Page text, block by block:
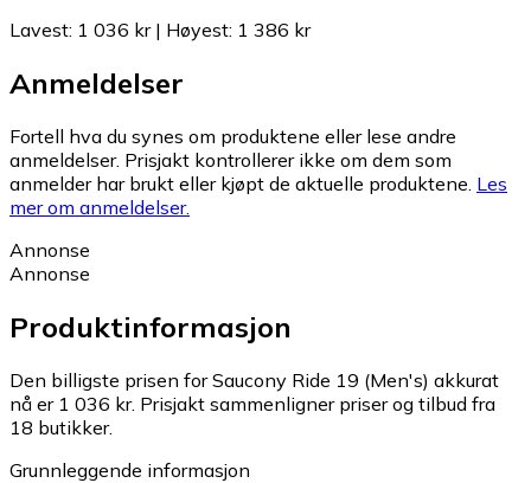
Lavest: 1 036 kr| Høyest: 1 386 kr
Anmeldelser
Fortell hva du synes om produktene eller lese andre
anmeldelser. Prisjakt kontrollerer ikke om dem som
anmelder har brukt eller kjøpt de aktuelle produktene. Les
mer om anmeldelser.
Annonse
Annonse
Produktinformasjon
Den billigste prisen for Saucony Ride 19 (Men's) akkurat
nå er 1 036 kr. Prisjakt sammenligner priser og tilbud fra
18 butikker.
Grunnleggende informasjon